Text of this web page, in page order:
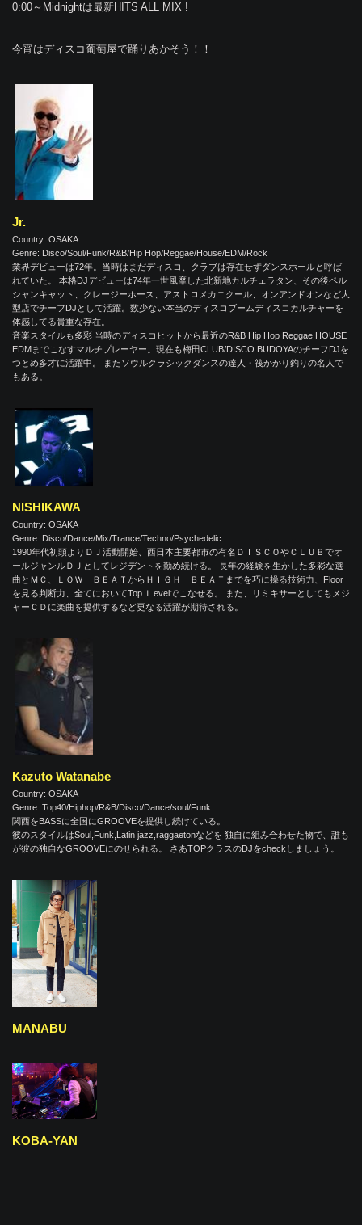
0:00～Midnightは最新HITS ALL MIX !
今宵はディスコ葡萄屋で踊りあかそう！！
Jr.
Country: OSAKA
Genre: Disco/Soul/Funk/R&B/Hip Hop/Reggae/House/EDM/Rock
業界デビューは72年。当時はまだディスコ、クラブは存在せずダンスホールと呼ば
れていた。 本格DJデビューは74年一世風靡した北新地カルチェラタン、その後ペル
シャンキャット、クレージーホース、アストロメカニクール、オンアンドオンなど大
型店でチーフDJとして活躍。数少ない本当のディスコブームディスコカルチャーを
体感してる貴重な存在。
音楽スタイルも多彩 当時のディスコヒットから最近のR&B Hip Hop Reggae HOUSE
EDMまでこなすマルチプレーヤー。現在も梅田CLUB/DISCO BUDOYAのチーフDJを
つとめ多才に活躍中。 またソウルクラシックダンスの達人・筏かかり釣りの名人で
もある。
NISHIKAWA
Country: OSAKA
Genre: Disco/Dance/Mix/Trance/Techno/Psychedelic
1990年代初頭よりＤＪ活動開始、西日本主要都市の有名ＤＩＳＣＯやＣＬＵＢでオ
ールジャンルＤＪとしてレジデントを勤め続ける。 長年の経験を生かした多彩な選
曲とＭＣ、ＬＯＷ ＢＥＡＴからＨＩＧＨ ＢＥＡＴまでを巧に操る技術力、Floor
を見る判断力、全てにおいてTop Ｌevelでこなせる。 また、リミキサーとしてもメジ
ャーＣＤに楽曲を提供するなど更なる活躍が期待される。
Kazuto Watanabe
Country: OSAKA
Genre: Top40/Hiphop/R&B/Disco/Dance/soul/Funk
関西をBASSに全国にGROOVEを提供し続けている。
彼のスタイルはSoul,Funk,Latin jazz,raggaetonなどを 独自に組み合わせた物で、誰も
が彼の独自なGROOVEにのせられる。 さあTOPクラスのDJをcheckしましょう。
MANABU
KOBA-YAN